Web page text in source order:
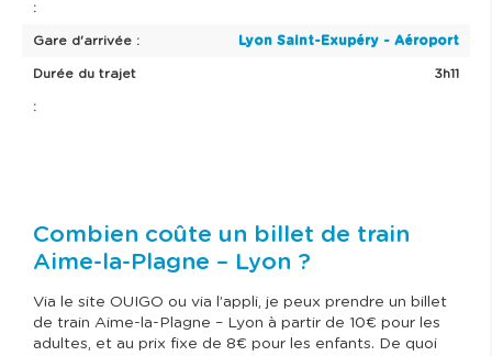
:
Gare d'arrivée : Lyon Saint-Exupéry - Aéroport
Durée du trajet
:
3h11
Combien coûte un billet de train
Aime-la-Plagne – Lyon ?
Via le site OUIGO ou via l’appli, je peux prendre un billet
de train Aime-la-Plagne – Lyon à partir de 10€ pour les
adultes, et au prix fixe de 8€ pour les enfants. De quoi